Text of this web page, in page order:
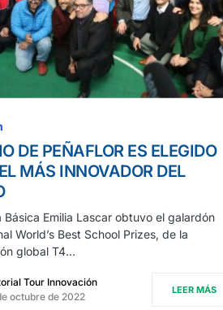
DE PEÑAFLOR ES ELEGIDO
MÁS INNOVADOR DEL
Básica Emilia Lascar obtuvo el galardón
World’s Best School Prizes, de la
global T4…
Tour Innovación
octubre de 2022
LEER MÁS